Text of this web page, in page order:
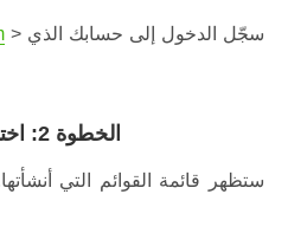
> سجّل الدخول إلى حسابك الذي
الخطوة 2: اختر القائمة التي تريد تعديلها
ستظهر قائمة القوائم التي